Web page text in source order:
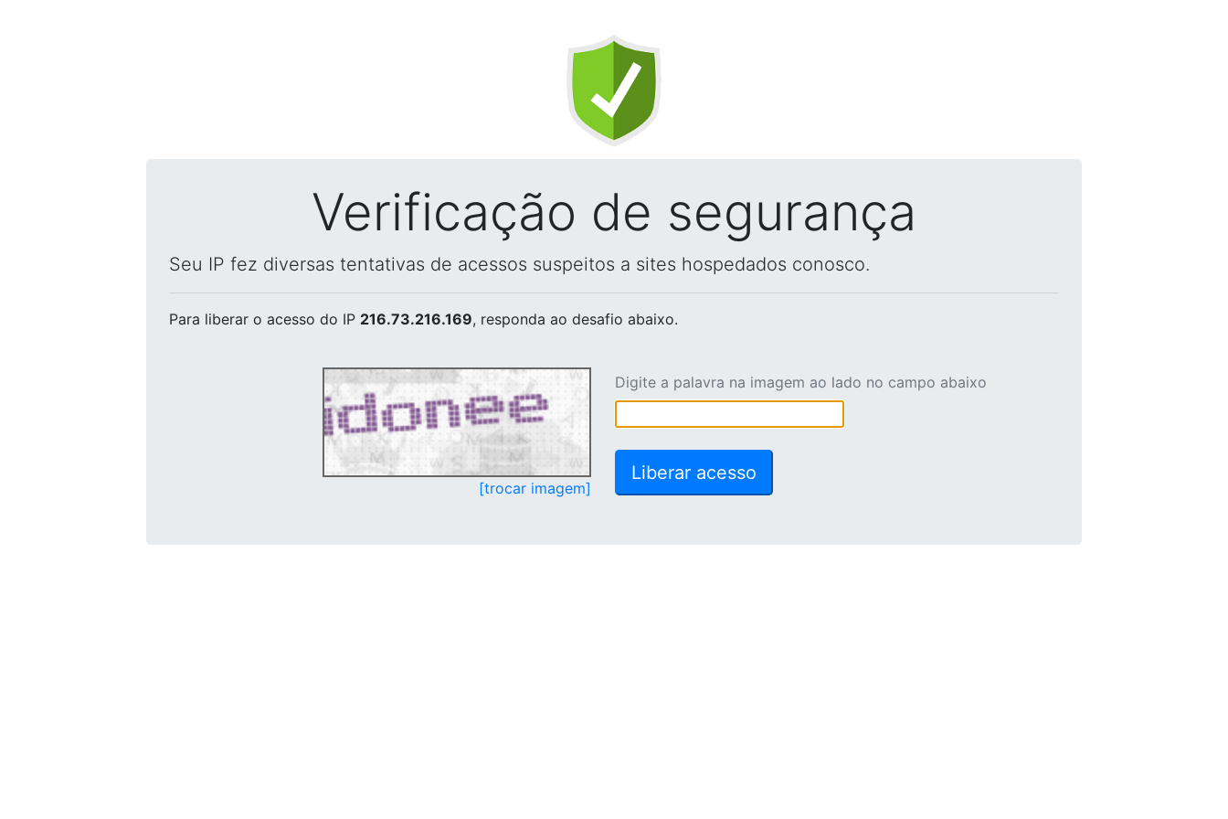
Verificação de segurança
Seu IP fez diversas tentativas de acessos suspeitos a sites hospedados conosco.
Para liberar o acesso do IP 216.73.216.169, responda ao desafio abaixo.
[trocar imagem]
Digite a palavra na imagem ao lado no campo abaixo